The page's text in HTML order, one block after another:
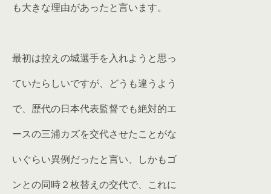
も大きな理由があったと言います。
最初は控えの城選手を入れようと思っ
ていたらしいですが、どうも違うよう
で、歴代の日本代表監督でも絶対的エ
ースの三浦カズを交代させたことがな
いぐらい異例だったと言い、しかもゴ
ンとの同時２枚替えの交代で、これに